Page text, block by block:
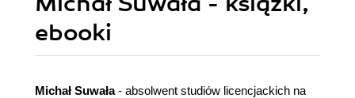
ebooki
Michał Suwała- absolwent studiów licencjackich na